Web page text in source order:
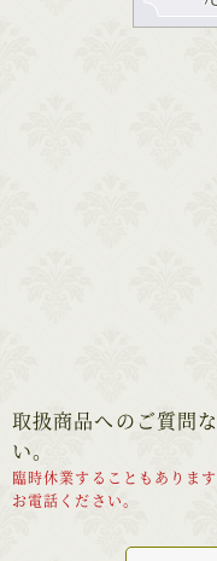
取扱商品へのご質問
い。
臨時休業することもありま
お電話ください。